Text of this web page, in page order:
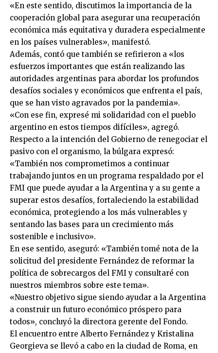
«En este sentido, discutimos la importancia de la
cooperación global para asegurar una recuperación
económica más equitativa y duradera especialmente
en los países vulnerables», manifestó.
Además, contó que también se refirieron a «los
esfuerzos importantes que están realizando las
autoridades argentinas para abordar los profundos
desafíos sociales y económicos que enfrenta el país,
que se han visto agravados por la pandemia».
«Con ese fin, expresé mi solidaridad con el pueblo
argentino en estos tiempos difíciles», agregó.
Respecto a la intención del Gobierno de renegociar el
pasivo con el organismo, la búlgara expresó:
«También nos comprometimos a continuar
trabajando juntos en un programa respaldado por el
FMI que puede ayudar a la Argentina y a su gente a
superar estos desafíos, fortaleciendo la estabilidad
económica, protegiendo a los más vulnerables y
sentando las bases para un crecimiento más
sostenible e inclusivo».
En ese sentido, aseguró: «También tomé nota de la
solicitud del presidente Fernández de reformar la
política de sobrecargos del FMI y consultaré con
nuestros miembros sobre este tema».
«Nuestro objetivo sigue siendo ayudar a la Argentina
a construir un futuro económico próspero para
todos», concluyó la directora gerente del Fondo.
El encuentro entre Alberto Fernández y Kristalina
Georgieva se llevó a cabo en la ciudad de Roma, en